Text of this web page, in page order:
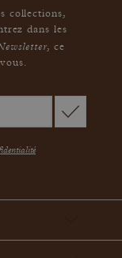
collections,
dans les
,ce